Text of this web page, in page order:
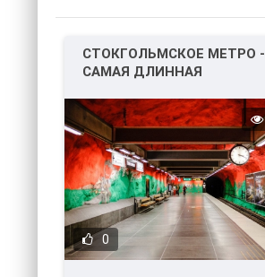
СТОКГОЛЬМСКОЕ МЕТРО -
САМАЯ ДЛИННАЯ
0